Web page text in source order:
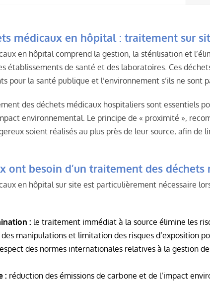
médicaux en hôpital : traitement sur
en hôpital comprend la gestion, la stérilisation et
établissements de santé et des laboratoires. Ces
pour la santé publique et l’environnement s’ils ne sont
des déchets médicaux hospitaliers sont essentiels
environnemental. Le principe de « proximité »,
soient réalisés au plus près de leur source, afin
ont besoin d’un traitement des déchets
en hôpital sur site est particulièrement nécessaire
: le traitement immédiat à la source élimine les
manipulations et limitation des risques d’exposition
des normes internationales relatives à la gestion
: réduction des émissions de carbone et de l’impact